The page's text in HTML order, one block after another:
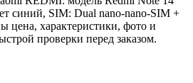
синий, SIM: Dual nano-nano-SIM +
цена, характеристики, фото и
проверки перед заказом.